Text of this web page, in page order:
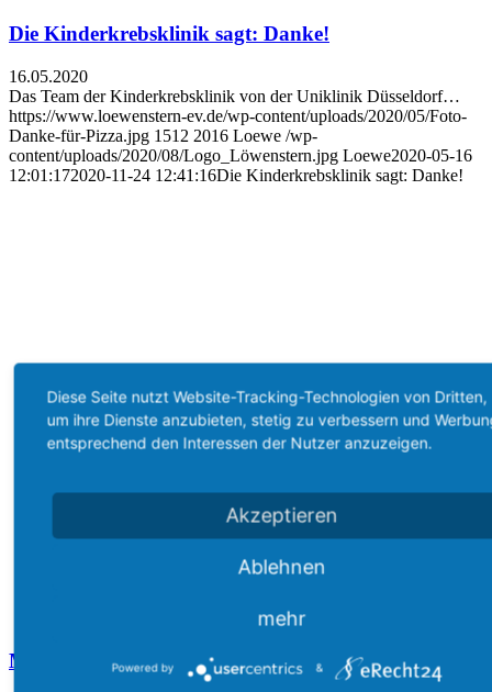
Die Kinderkrebsklinik sagt: Danke!
16.05.2020
Das Team der Kinderkrebsklinik von der Uniklinik Düsseldorf…
https://www.loewenstern-ev.de/wp-content/uploads/2020/05/Foto-
Danke-für-Pizza.jpg 1512 2016 Loewe /wp-
content/uploads/2020/08/Logo_Löwenstern.jpg Loewe2020-05-16
12:01:172020-11-24 12:41:16Die Kinderkrebsklinik sagt: Danke!
Masken statt Wiesenfest
Diese Seite nutzt Website-Tracking-Technologien von Dritten,
um ihre Dienste anzubieten, stetig zu verbessern und
entsprechend den Interessen der Nutzer anzuzeigen.
Akzeptieren
Ablehnen
mehr
Powered by &